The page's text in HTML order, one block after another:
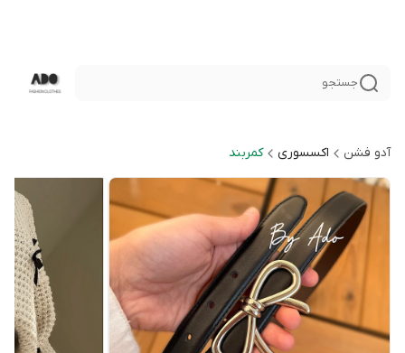
جستجو
آدو فشن اكسسورى كمربند